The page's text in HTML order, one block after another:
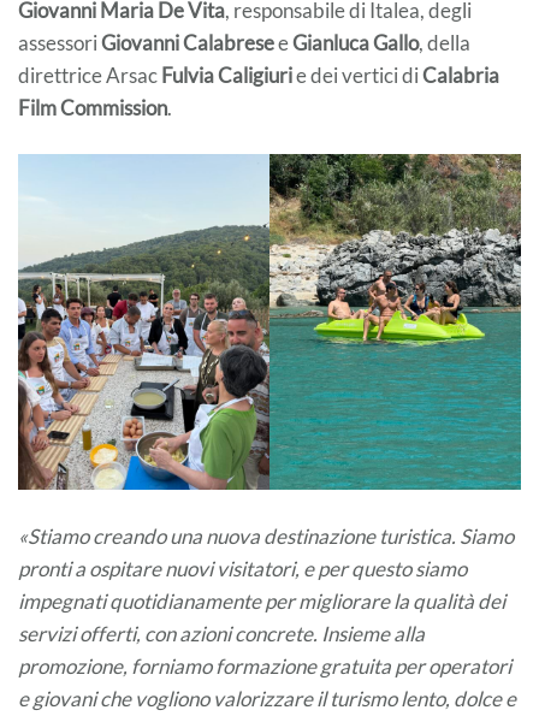
Giovanni Maria De Vita, responsabile di Italea, degli
assessoriGiovanni CalabreseeGianluca Gallo, della
direttrice ArsacFulvia Caligiurie dei vertici diCalabria
Film Commission.
«Stiamo creando una nuova destinazione turistica. Siamo
pronti a ospitare nuovi visitatori, e per questo siamo
impegnati quotidianamente per migliorare la qualità dei
servizi offerti, con azioni concrete. Insieme alla
promozione, forniamo formazione gratuita per operatori
e giovani che vogliono valorizzare il turismo lento, dolce e